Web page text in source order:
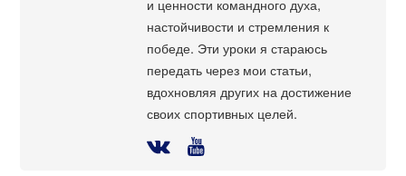
и ценности командного духа,
настойчивости и стремления к
победе. Эти уроки я стараюсь
передать через мои статьи,
вдохновляя других на достижение
своих спортивных целей.